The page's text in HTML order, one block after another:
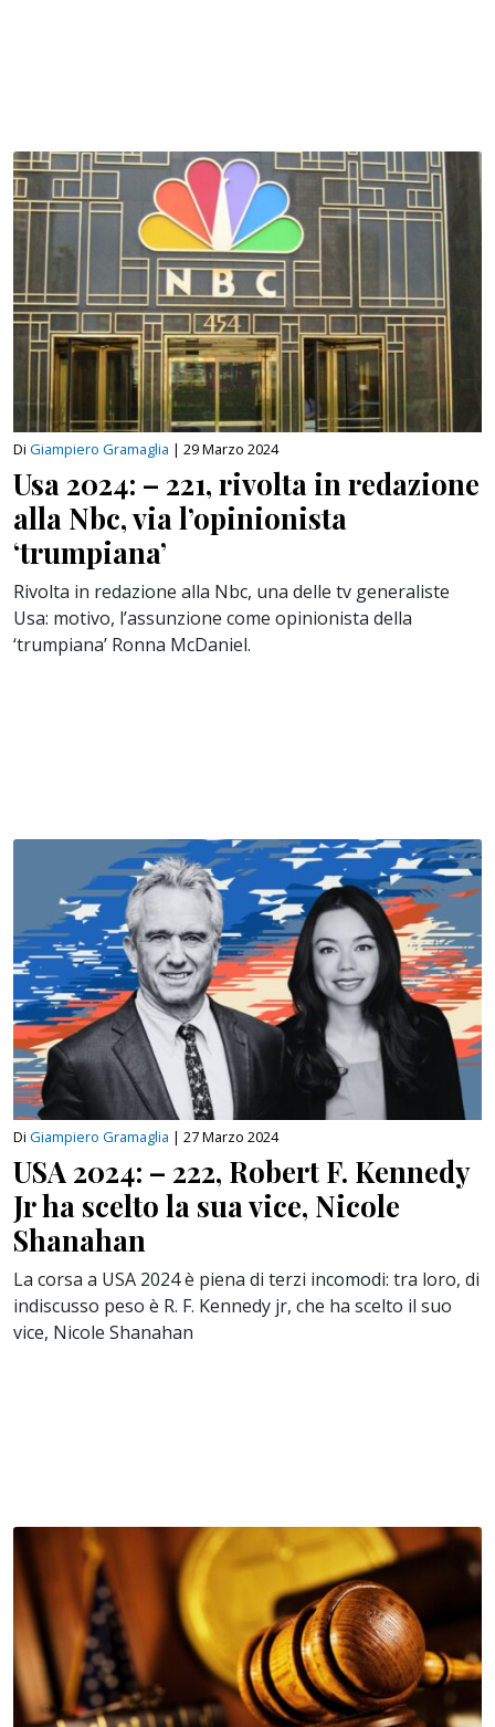
Di Giampiero Gramaglia | 29 Marzo 2024
Usa 2024: – 221, rivolta in redazione
alla Nbc, via l’opinionista
‘trumpiana’
Rivolta in redazione alla Nbc, una delle tv generaliste
Usa: motivo, l’assunzione come opinionista della
‘trumpiana’ Ronna McDaniel.
Di Giampiero Gramaglia | 27 Marzo 2024
USA 2024: – 222, Robert F. Kennedy
Jr ha scelto la sua vice, Nicole
Shanahan
La corsa a USA 2024 è piena di terzi incomodi: tra loro, di
indiscusso peso è R. F. Kennedy jr, che ha scelto il suo
vice, Nicole Shanahan